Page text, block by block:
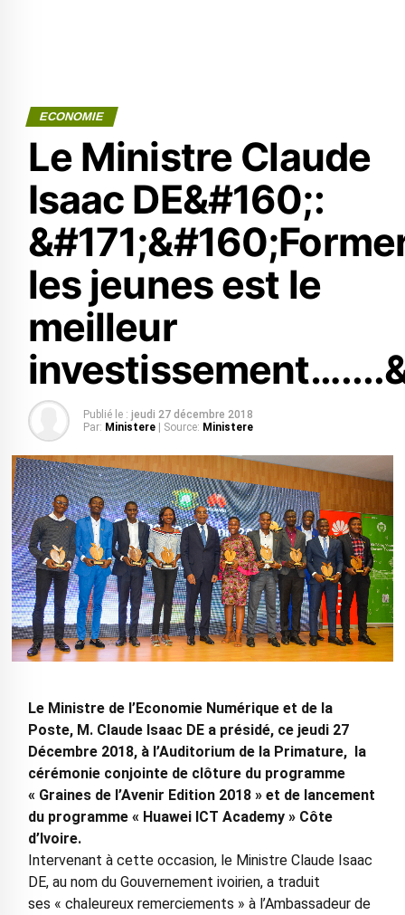
ECONOMIE
Le Ministre Claude
Isaac DE&#160;:
les jeunes est le
meilleur
Publié le : jeudi 27 décembre 2018
Par: Ministere | Source: Ministere
Le Ministre de l’Economie Numérique et de la
Poste, M. Claude Isaac DE a présidé, ce jeudi 27
Décembre 2018, à l’Auditorium de la Primature, la
cérémonie conjointe de clôture du programme
« Graines de l’Avenir Edition 2018 » et de lancement
du programme « Huawei ICT Academy » Côte
d’Ivoire.
Intervenant à cette occasion, le Ministre Claude Isaac
DE, au nom du Gouvernement ivoirien, a traduit
ses « chaleureux remerciements » à l’Ambassadeur de